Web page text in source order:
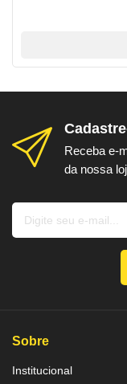
Receba e-
da nossa
Sobre
Institucional